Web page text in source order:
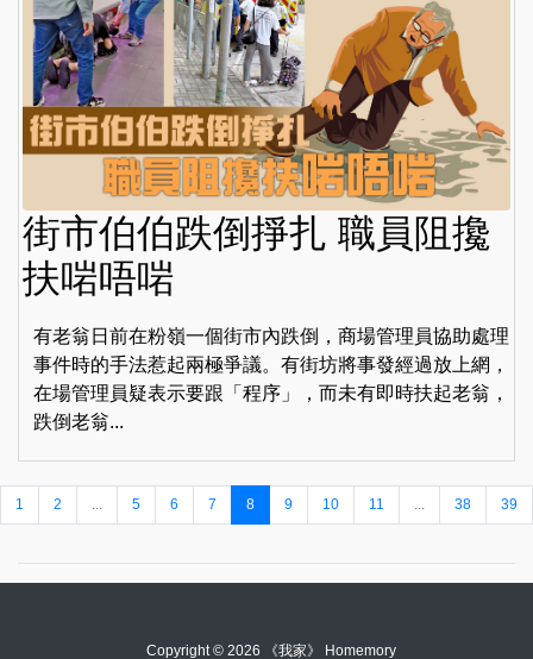
街市伯伯跌倒掙扎 職員阻攙
扶啱唔啱
有老翁日前在粉嶺一個街市內跌倒，商場管理員協助處理
事件時的手法惹起兩極爭議。有街坊將事發經過放上網，
在場管理員疑表示要跟「程序」，而未有即時扶起老翁，
跌倒老翁...
1 2 5 6 7 8 9 10 11 38 39
Copyright © 2026 《我家》 Homemory